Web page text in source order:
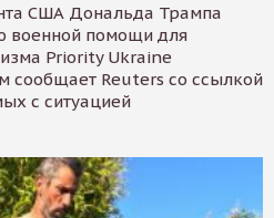
США Дональда Трампа
военной помощи для
Priority Ukraine
сообщает Reuters со ссылкой
с ситуацией